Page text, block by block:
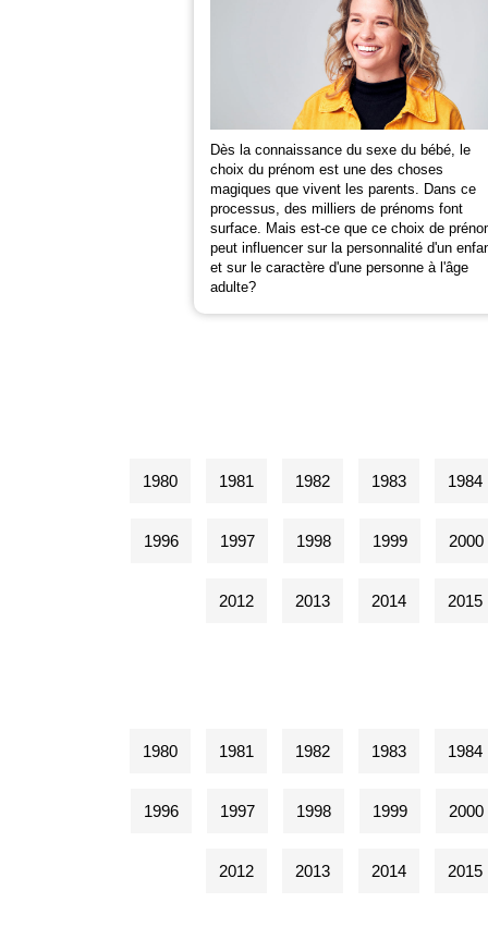
Dès la connaissance du sexe du bébé, le
choix du prénom est une des choses
magiques que vivent les parents. Dans ce
processus, des milliers de prénoms font
surface. Mais est-ce que ce choix de
peut influencer sur la personnalité d'un
et sur le caractère d'une personne à l'âge
adulte?
1980 1981 1982 1983 1984
1996 1997 1998 1999 2000
2012 2013 2014 2015
1980 1981 1982 1983 1984
1996 1997 1998 1999 2000
2012 2013 2014 2015